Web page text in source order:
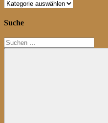
Kategorien
Suche
Suchen
nach: